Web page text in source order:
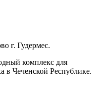
г. Гудермес.
комплекс для
в Чеченской Республике.